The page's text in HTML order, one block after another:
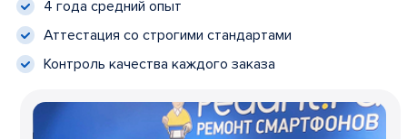
4 года средний опыт
Аттестация со строгими стандартами
Контроль качества каждого заказа